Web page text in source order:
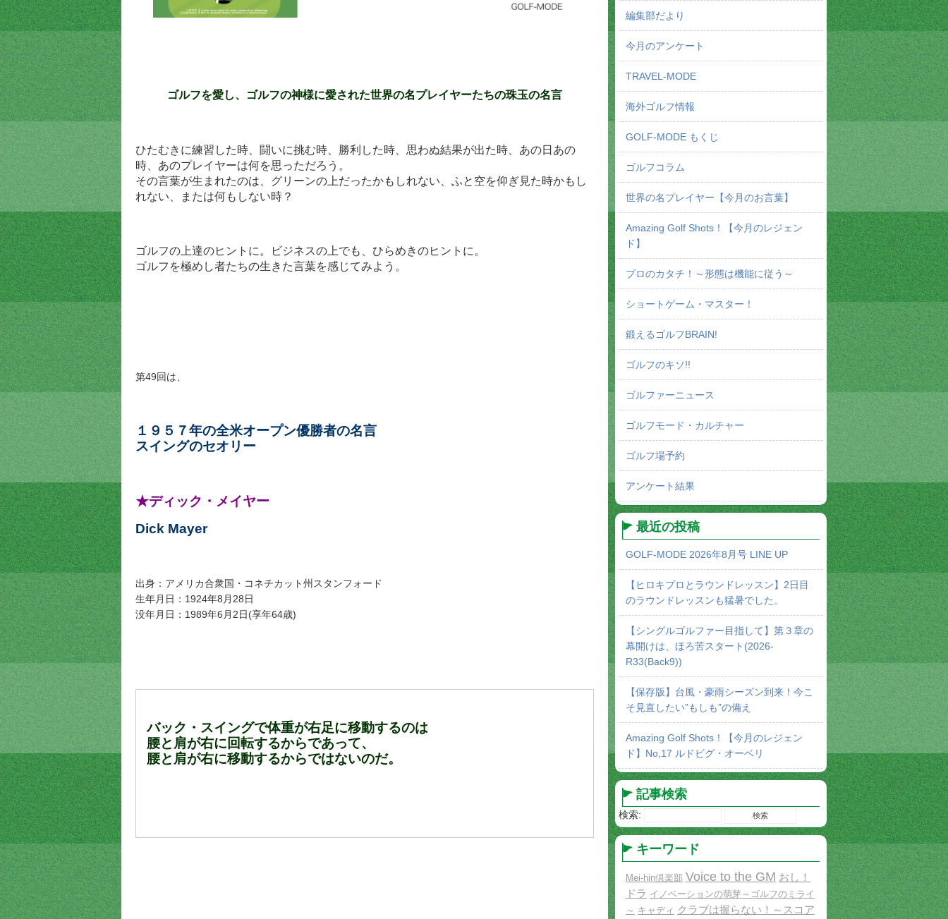
編集部だより
今月のアンケート
TRAVEL-MODE
海外ゴルフ情報
GOLF-MODE もくじ
ゴルフコラム
世界の名プレイヤー【今月のお言葉】
Amazing Golf Shots！【今月のレジェン
ド】
プロのカタチ！～形態は機能に従う～
ショートゲーム・マスター！
鍛えるゴルフBRAIN!
ゴルフのキソ!!
ゴルファーニュース
ゴルフモード・カルチャー
ゴルフ場予約
アンケート結果
最近の投稿
GOLF-MODE 2026年8月号 LINE UP
【ヒロキプロとラウンドレッスン】2日目
のラウンドレッスンも猛暑でした。
【シングルゴルファー目指して】第３章の
幕開けは、ほろ苦スタート(2026-
R33(Back9))
【保存版】台風・豪雨シーズン到来！今こ
そ見直したい”もしも”の備え
Amazing Golf Shots！【今月のレジェン
ド】No,17 ルドビグ・オーベリ
記事検索
検索:
キーワード
Mei-hin倶楽部 Voice to the GM おし！
ドラ イノベーションの萌芽～ゴルフのミライ
～ キャディ クラブは握らない！～スコア
ゴルフを愛し、ゴルフの神様に愛された世界の名プレイヤーたちの珠玉の名言
ひたむきに練習した時、闘いに挑む時、勝利した時、思わぬ結果が出た時、あの日あの
時、あのプレイヤーは何を思っただろう。
その言葉が生まれたのは、グリーンの上だったかもしれない、ふと空を仰ぎ見た時かもし
れない、または何もしない時？
ゴルフの上達のヒントに。
ビジネスの上でも、ひらめきのヒントに。
ゴルフを極めし者たちの生きた言葉を感じてみよう。
第49回は、
１９５７年の全米オープン優勝者の名言
スイングのセオリー
★ディック・メイヤー
Dick Mayer
出身：アメリカ合衆国・ コネチカット州スタンフォード
生年月日：1924年8月28日
没年月日：1989年6月2日(享年64歳)
バック・スイングで体重が右足に移動するのは
腰と肩が右に回転するからであって、
腰と肩が右に移動するからではないのだ。